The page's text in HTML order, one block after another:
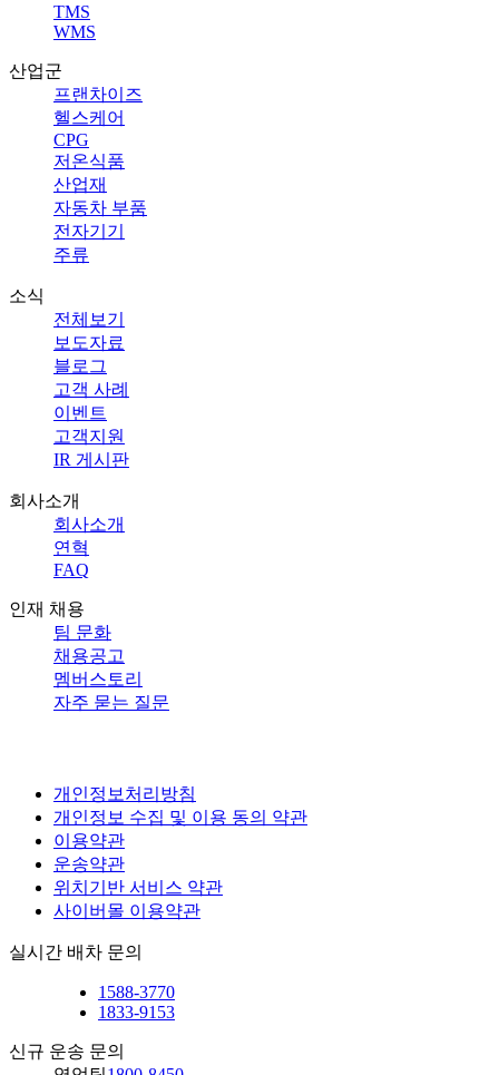
TMS
WMS
산업군
프랜차이즈
헬스케어
CPG
저온식품
산업재
자동차 부품
전자기기
주류
소식
전체보기
보도자료
블로그
고객 사례
이벤트
고객지원
IR 게시판
회사소개
회사소개
연혁
FAQ
인재 채용
팀 문화
채용공고
멤버스토리
자주 묻는 질문
개인정보처리방침
개인정보 수집 및 이용 동의 약관
이용약관
운송약관
위치기반 서비스 약관
사이버몰 이용약관
실시간 배차 문의
1588-3770
1833-9153
신규 운송 문의